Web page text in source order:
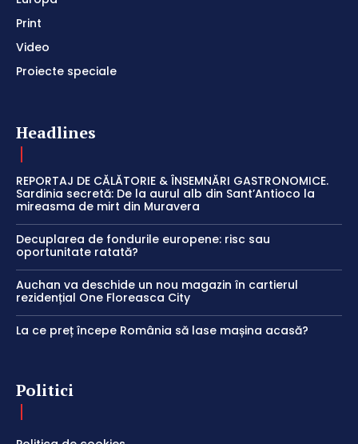
Print
Video
Proiecte speciale
Headlines
REPORTAJ DE CĂLĂTORIE & ÎNSEMNĂRI GASTRONOMICE.
Sardinia secretă: De la aurul alb din Sant’Antioco la
mireasma de mirt din Muravera
Decuplarea de fondurile europene: risc sau
oportunitate ratată?
Auchan va deschide un nou magazin în cartierul
rezidențial One Floreasca City
La ce preț începe România să lase mașina acasă?
Politici